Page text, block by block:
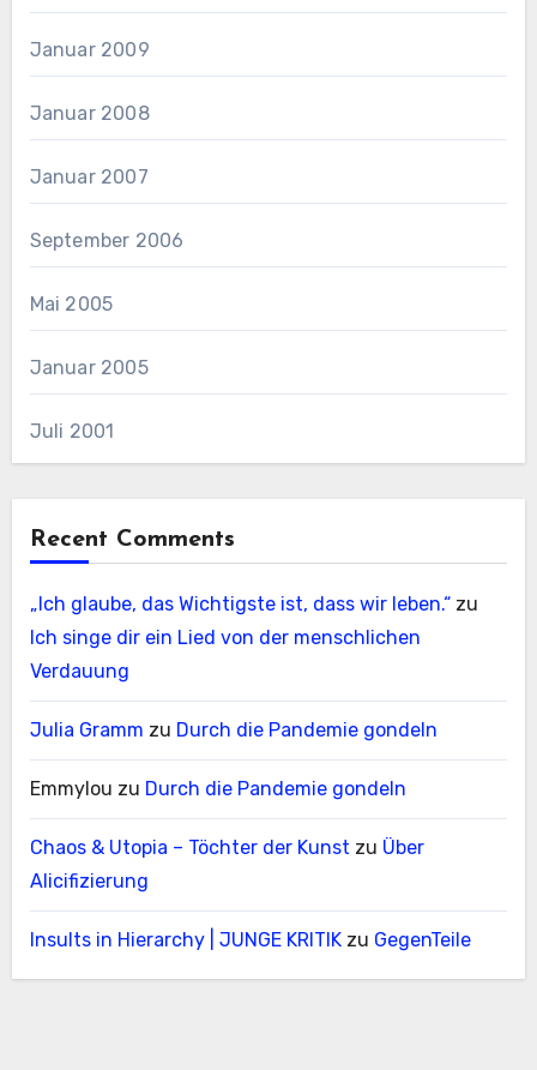
Januar 2009
Januar 2008
Januar 2007
September 2006
Mai 2005
Januar 2005
Juli 2001
Recent Comments
„Ich glaube, das Wichtigste ist, dass wir leben.“zu
Ich singe dir ein Lied von der menschlichen
Verdauung
Julia Gramm zu Durch die Pandemie gondeln
Emmylou zu Durch die Pandemie gondeln
Chaos & Utopia – Töchter der Kunst zu Über
Alicifizierung
Insults in Hierarchy | JUNGE KRITIKzu GegenTeile